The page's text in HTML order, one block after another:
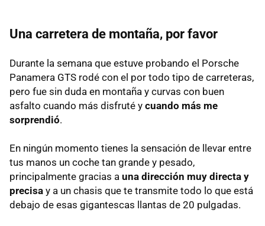
Una carretera de montaña, por favor
Durante la semana que estuve probando el Porsche
Panamera GTS rodé con el por todo tipo de carreteras,
pero fue sin duda en montaña y curvas con buen
asfalto cuando más disfruté y cuando más me
sorprendió.
En ningún momento tienes la sensación de llevar entre
tus manos un coche tan grande y pesado,
principalmente gracias a una dirección muy directa y
precisa y a un chasis que te transmite todo lo que está
debajo de esas gigantescas llantas de 20 pulgadas.